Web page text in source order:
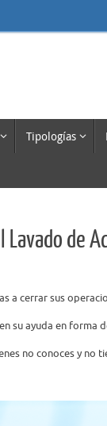
Tipologías
Lavado de
a cerrar sus
su ayuda en forma
no conoces y no